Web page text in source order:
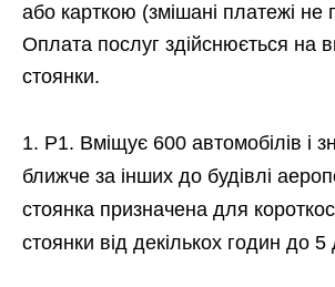
або карткою (змішані платежі
Оплата послуг здійснюється на
стоянки.
Р1. Вміщує 600 автомобілів і
ближче за інших до будівлі
стоянка призначена для
стоянки від декількох годин до 5